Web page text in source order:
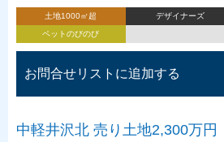
土地1000㎡超 デザイナーズ
ペットのびのび
お問合せリストに追加する
中軽井沢北 売り土地2,300万円